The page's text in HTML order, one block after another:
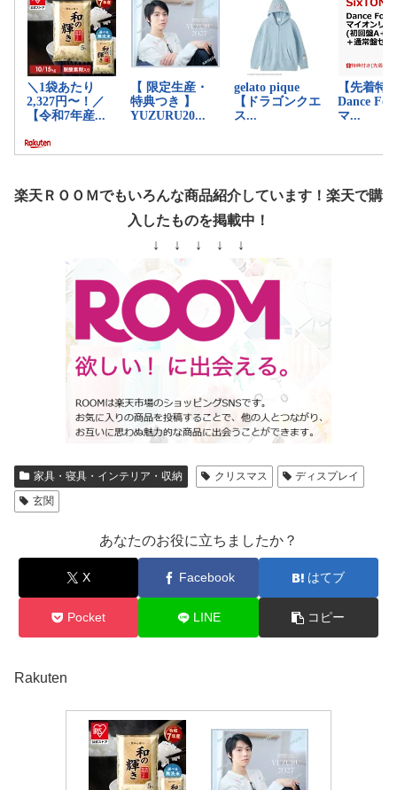
楽天ＲＯＯＭでもいろんな商品紹介しています！楽天で購
入したものを掲載中！
↓ ↓ ↓ ↓ ↓
家具・寝具・インテリア・収納 クリスマス
ディスプレイ
玄関
あなたのお役に立ちましたか？
X Facebook はてブ
Pocket LINE コピー
Rakuten